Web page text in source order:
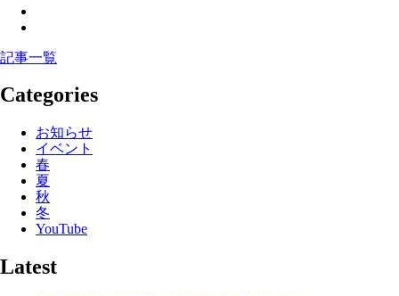
記事一覧
Categories
お知らせ
イベント
春
夏
秋
冬
YouTube
Latest